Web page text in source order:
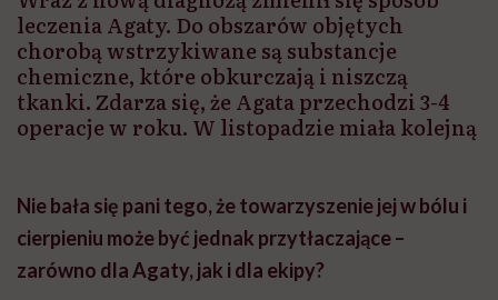
leczenia Agaty. Do obszarów objętych
chorobą wstrzykiwane są substancje
chemiczne, które obkurczają i niszczą
tkanki. Zdarza się, że Agata przechodzi 3-4
operacje w roku. W listopadzie miała kolejną
Nie bała się pani tego, że towarzyszenie jej w bólu i
cierpieniu może być jednak przytłaczające –
zarówno dla Agaty, jak i dla ekipy?